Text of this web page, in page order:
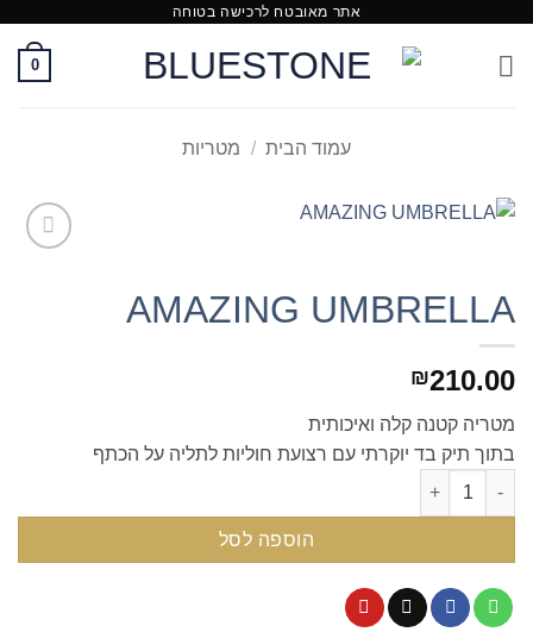
content
אתר מאובטח לרכישה בטוחה
0
עמוד הבית / מטריות
AMAZING UMBRELLA
₪210.00
מטריה קטנה קלה ואיכותית
בתוך תיק בד יוקרתי עם רצועת חוליות לתליה על הכתף
כמות של AMAZING UMBRELLA
הוספה לסל